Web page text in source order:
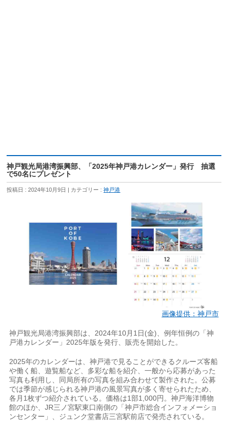
神戸観光局港湾振興部、「2025年神戸港カレンダー」発行 抽選
で50名にプレゼント
投稿日 : 2024年10月9日 カテゴリー :神戸港
画像提供：神戸市
神戸観光局港湾振興部は、2024年10月1日(金)、例年恒例の「神
戸港カレンダー」2025年版を発行、販売を開始した。
2025年のカレンダーは、神戸港で見ることができるクルーズ客船
や働く船、遊覧船など、多彩な船を紹介、一般から応募があった
写真も利用し、同局所有の写真を組み合わせて製作された。公募
では季節が感じられる神戸港の風景写真が多く寄せられたため、
各月1枚ずつ紹介されている。価格は1部1,000円。神戸海洋博物
館のほか、JR三ノ宮駅東口南側の「神戸市総合インフォメーショ
ンセンター」、ジュンク堂書店三宮駅前店で発売されている。